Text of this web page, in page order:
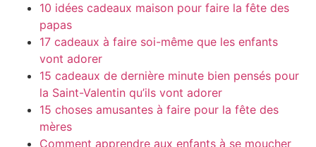
10 idées cadeaux maison pour faire la fête des
papas
17 cadeaux à faire soi-même que les enfants
vont adorer
15 cadeaux de dernière minute bien pensés pour
la Saint-Valentin qu’ils vont adorer
15 choses amusantes à faire pour la fête des
mères
Comment apprendre aux enfants à se moucher